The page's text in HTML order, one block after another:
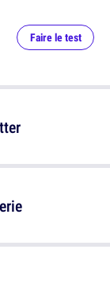
Faire le test